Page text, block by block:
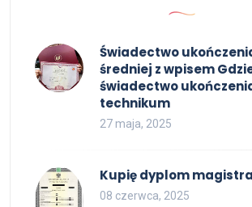
Świadectwo
średniej z wpisem
świadectwo
technikum
27 maja, 2025
Kupię dyplom
08 czerwca, 2025